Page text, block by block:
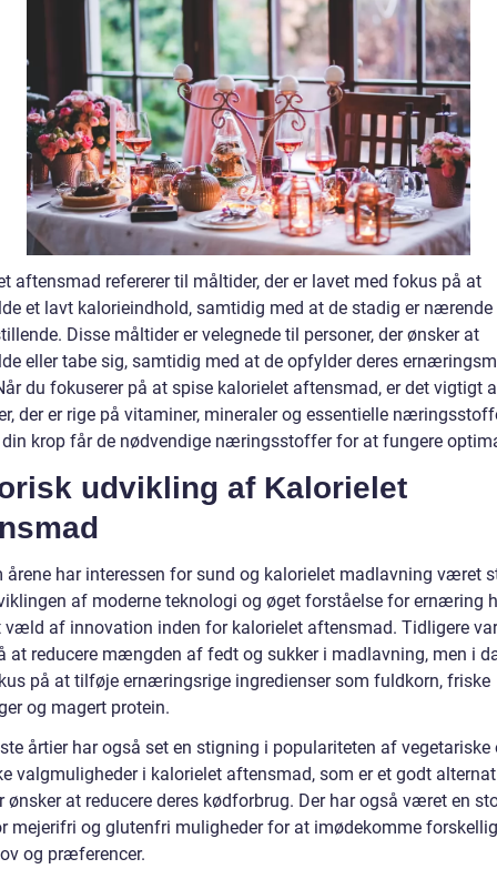
aftensmad refererer til måltider, der er lavet med fokus på at
et lavt kalorieindhold, samtidig med at de stadig er nærende
Disse måltider er velegnede til personer, der ønsker at
eller tabe sig, samtidig med at de opfylder deres
du fokuserer på at spise kalorielet aftensmad, er det vigtigt
der er rige på vitaminer, mineraler og essentielle
din krop får de nødvendige næringsstoffer for at fungere
udvikling af Kalorielet
årene har interessen for sund og kalorielet madlavning været
af moderne teknologi og øget forståelse for ernæring
af innovation inden for kalorielet aftensmad. Tidligere
at reducere mængden af fedt og sukker i madlavning, men i
på at tilføje ernæringsrige ingredienser som fuldkorn, friske
og magert protein.
årtier har også set en stigning i populariteten af vegetariske
valgmuligheder i kalorielet aftensmad, som er et godt
ønsker at reducere deres kødforbrug. Der har også været en
mejerifri og glutenfri muligheder for at imødekomme
og præferencer.